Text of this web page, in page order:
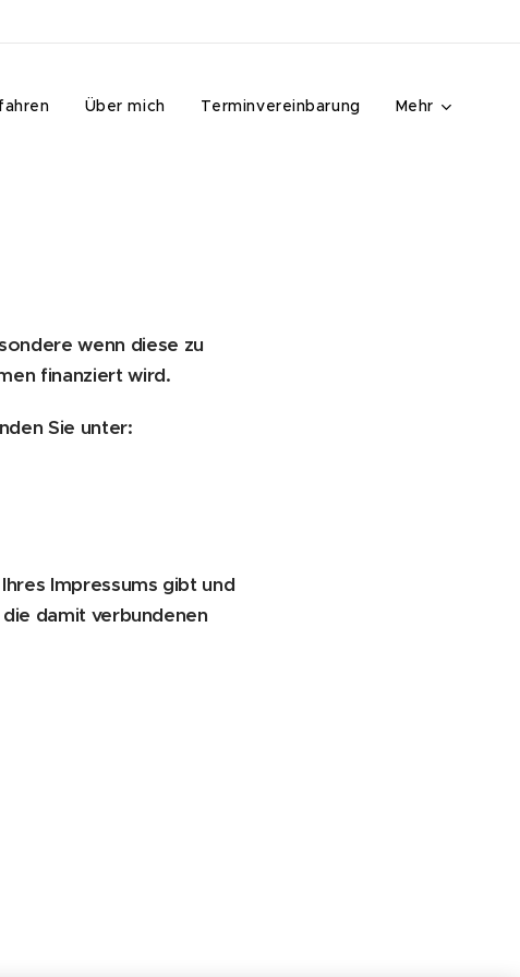
Über mich Terminvereinbarung Mehr
wenn diese zu
finanziert wird.
Sie unter:
Impressums gibt und
damit verbundenen